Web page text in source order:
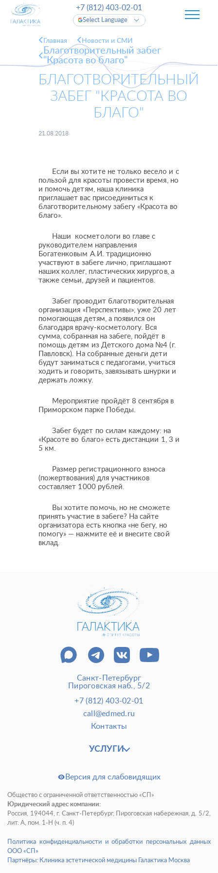
Пластические операции
Пластические хирурги
Пациентам пластической хирургии
Анализы перед операцией
До и после пластической операции
Отделение пластической хирургии
Процедуры Врачи-косметологи
До и после косметологии
Цены
Программа лояльности и подарочные сертификаты
Медицинский туризм Юр. информация
Карьера
Select Language
+7 (812) 403-02-01
Главная Новости и СМИ
Благотворительный забег
"Красота во благо"
БЛАГОТВОРИТЕЛЬНЫЙ
ЗАБЕГ "КРАСОТА ВО
БЛАГО"
21.08.2018
Если вы хотите не только весело и с
пользой для красоты провести время, но
и помочь детям, наша клиника
приглашает вас присоединиться к
благотворительному забегу «Красота во
благо».
Наши косметологи во главе с
руководителем направления
Богатенковым А.И. традиционно
участвуют в забеге лично, приглашают
наших коллег, пластических хирургов, а
также семьи, друзей и пациентов.
Забег проводит благотворительная
организация «Перспективы», уже 20 лет
помогающая детям, а появился он
благодаря врачу-косметологу. Вся
сумма, собранная на забеге, пойдёт в
помощь детям из Детского дома №4 (г.
Павловск). На собранные деньги дети
будут заниматься с педагогами, учиться
ходить и говорить, завязывать шнурки и
держать ложку.
Мероприятие пройдёт 8 сентября в
Приморском парке Победы.
Забег будет по силам каждому: на
«Красоте во благо» есть дистанции 1, 3 и
5 км.
Размер регистрационного взноса
(пожертвования) для участников
составляет 1000 рублей.
Вы хотите помочь, но не сможете
принять участие в забеге? На сайте
организатора есть кнопка «не бегу, но
помогу» — нажмите её и внесите свой
вклад.
Санкт-Петербург
Пироговская наб., 5/2
+7 (812) 403-02-01
call@edmed.ru
Контакты
УСЛУГИ
Версия для слабовидящих
Общество с ограниченной ответственностью «СП»
Юридический адрес компании:
Россия, 194044, г. Санкт-Петербург, Пироговская набережная, д. 5/2,
лит. А, пом. 1-Н (ч. п. 4)
Политика конфиденциальности и обработки персональных данных
ООО «СП»
Партнёры: Клиника эстетической медицины Галактика Москва